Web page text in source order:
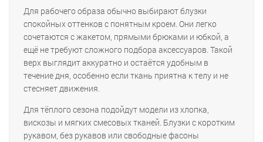
Для рабочего образа обычно выбирают блузки
спокойных оттенков с понятным кроем. Они легко
сочетаются с жакетом, прямыми брюками и юбкой, а
ещё не требуют сложного подбора аксессуаров. Такой
верх выглядит аккуратно и остаётся удобным в
течение дня, особенно если ткань приятна к телу и не
стесняет движения.
Для тёплого сезона подойдут модели из хлопка,
вискозы и мягких смесовых тканей. Блузки с коротким
рукавом, без рукавов или свободные фасоны